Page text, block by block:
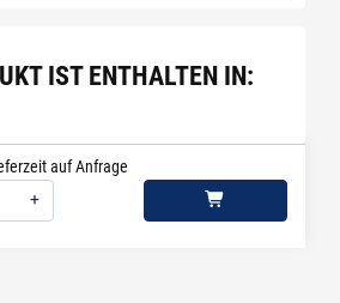
IST ENTHALTEN IN:
auf Anfrage
+